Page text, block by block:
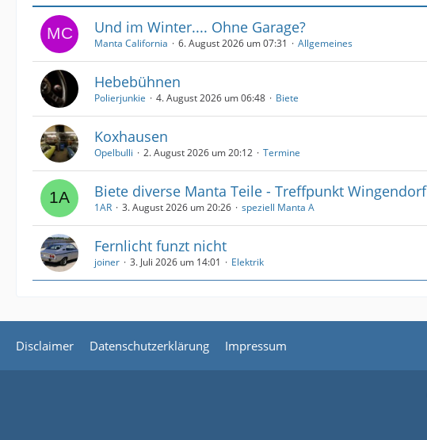
Und im Winter.... Ohne Garage?
Manta California 6. August 2026 um 07:31 Allgemeines
Hebebühnen
Polierjunkie 4. August 2026 um 06:48 Biete
Koxhausen
Opelbulli 2. August 2026 um 20:12 Termine
Biete diverse Manta Teile - Treffpunkt Wingendorf
1AR 3. August 2026 um 20:26 speziell Manta A
Fernlicht funzt nicht
joiner 3. Juli 2026 um 14:01 Elektrik
Disclaimer Datenschutzerklärung Impressum